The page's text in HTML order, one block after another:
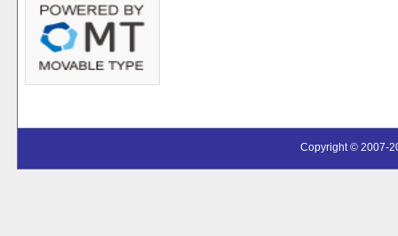
Copyright © 2007-